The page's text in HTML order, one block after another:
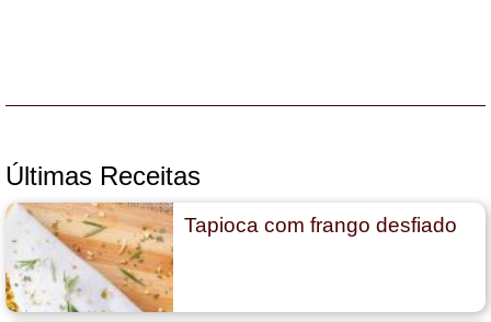
Últimas Receitas
Tapioca com frango desfiado